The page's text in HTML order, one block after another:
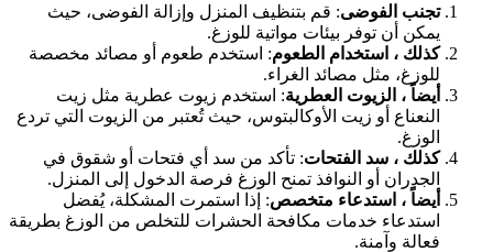
تجنب الفوضى: قم بتنظيف المنزل وإزالة الفوضى، حيث
يمكن أن توفر بيئات مواتية للوزغ.
كذلك ، استخدام الطعوم: استخدم طعوم أو مصائد مخصصة
للوزغ، مثل مصائد الغراء.
أيضاً ، الزيوت العطرية: استخدم زيوت عطرية مثل زيت
النعناع أو زيت الأوكالبتوس، حيث تُعتبر من الزيوت التي تردع
الوزغ.
كذلك ، سد الفتحات: تأكد من سد أي فتحات أو شقوق في
الجدران أو النوافذ تمنح الوزغ فرصة الدخول إلى المنزل.
أيضاً ، استدعاء متخصص: إذا استمرت المشكلة، يُفضل
استدعاء خدمات مكافحة الحشرات للتخلص من الوزغ بطريقة
فعالة وآمنة.